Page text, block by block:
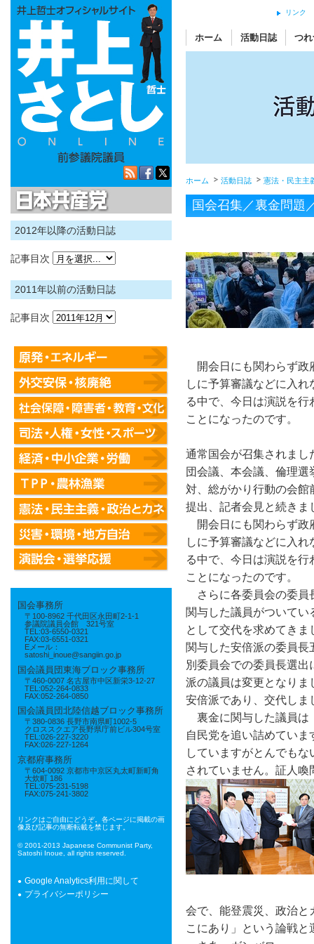
2012年以降の活動日誌
記事目次
2011年以前の活動日誌
記事目次
国会事務所
〒100-8962 千代田区永田町2-1-1
参議院議員会館 321号室
TEL:03-6550-0321
FAX:03-6551-0321
Eメール：
satoshi_inoue@sangiin.go.jp
国会議員団東海ブロック事務所
〒460-0007 名古屋市中区新栄3-12-27
TEL:052-264-0833
FAX:052-264-0850
国会議員団北陸信越ブロック事務所
〒380-0836 長野市南県町1002-5
クロススクエア長野県庁前ビル304号室
TEL:026-227-3220
FAX:026-227-1264
京都府事務所
〒604-0092 京都市中京区丸太町新町角
大炊町 186
TEL:075-231-5198
FAX:075-241-3802
リンクはご自由にどうぞ。各ページに掲載の画
像及び記事の無断転載を禁じます。
© 2001-2013 Japanese Communist Party,
Satoshi Inoue, all rights reserved.
Google Analytics利用に関して
プライバシーポリシー
リンク
ホーム 活動日誌 つ
ホーム 活動日誌 憲法・民主主
国会召集／裏金問題
開会日にも関わらず政
しに予算審議などに入
る中で、今日は演説を
ことになったのです。
通常国会が召集されまし
団会議、本会議、倫理
対、総がかり行動の会
提出、記者会見と続きま
開会日にも関わらず政
しに予算審議などに入
る中で、今日は演説を
ことになったのです。
さらに各委員会の委
関与した議員がついて
として交代を求めてき
関与した安倍派の委員
別委員会での委員長選
派の議員は変更となりま
安倍派であり、交代しま
裏金に関与した議員は
自民党を追い詰めてい
していますがとんでも
されていません。証人
会で、能登震災、政治と
こにあり」という論戦